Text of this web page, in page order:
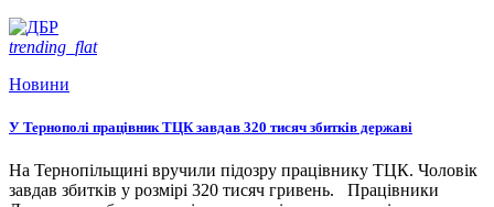
trending_flat
Новини
У Тернополі працівник ТЦК завдав 320 тисяч збитків державі
На Тернопільщині вручили підозру працівнику ТЦК. Чоловік
завдав збитків у розмірі 320 тисяч гривень. Працівники